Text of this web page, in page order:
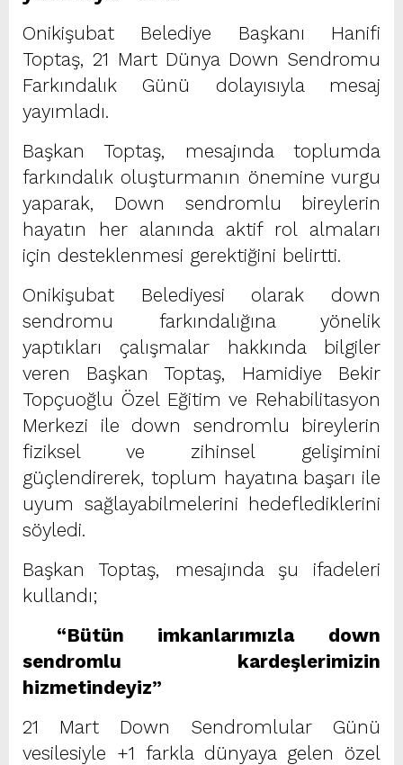
Onikişubat Belediye Başkanı Hanifi
Toptaş, 21 Mart Dünya Down Sendromu
Farkındalık Günü dolayısıyla mesaj
yayımladı.
Başkan Toptaş, mesajında toplumda
farkındalık oluşturmanın önemine vurgu
yaparak, Down sendromlu bireylerin
hayatın her alanında aktif rol almaları
için desteklenmesi gerektiğini belirtti.
Onikişubat Belediyesi olarak down
sendromu farkındalığına yönelik
yaptıkları çalışmalar hakkında bilgiler
veren Başkan Toptaş, Hamidiye Bekir
Topçuoğlu Özel Eğitim ve Rehabilitasyon
Merkezi ile down sendromlu bireylerin
fiziksel ve zihinsel gelişimini
güçlendirerek, toplum hayatına başarı ile
uyum sağlayabilmelerini hedeflediklerini
söyledi.
Başkan Toptaş, mesajında şu ifadeleri
kullandı;
“Bütün imkanlarımızla down
sendromlu kardeşlerimizin
hizmetindeyiz”
21 Mart Down Sendromlular Günü
vesilesiyle +1 farkla dünyaya gelen özel